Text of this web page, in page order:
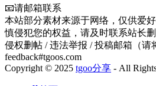
📧请邮箱联系
本站部分素材来源于网络，仅供爱
慎侵犯您的权益，请及时联系站长删
侵权删帖 / 违法举报 / 投稿邮箱（请
feedback#tgoos.com
Copyright © 2025 tgoo分享 - All